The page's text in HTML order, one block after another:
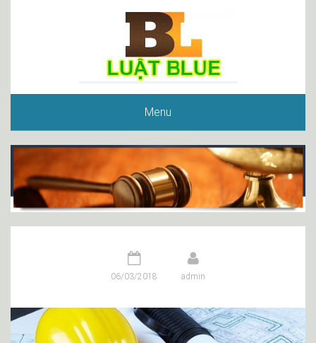
Menu
06/03/2018 admin